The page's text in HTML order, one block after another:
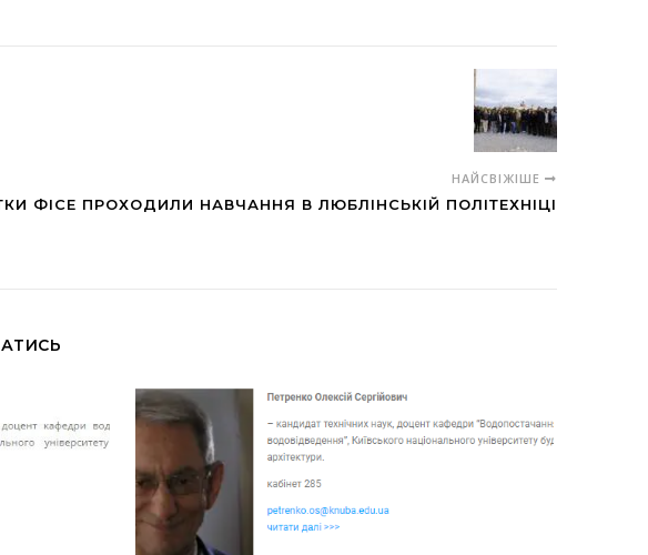
НАЙСВІЖІШЕ
ФІСЕ ПРОХОДИЛИ НАВЧАННЯ В ЛЮБЛІНСЬКІЙ ПОЛІТЕХНІЦІ